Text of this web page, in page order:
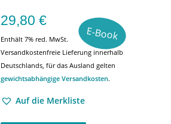
E-Book
29,80 €
Enthält 7% red. MwSt.
Versandkostenfreie Lieferung innerhalb
Deutschlands, für das Ausland gelten
gewichtsabhängige Versandkosten.
Auf die Merkliste